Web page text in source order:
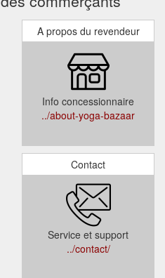
A propos du revendeur
Info concessionnaire
../about-yoga-bazaar
Contact
Service et support
../contact/